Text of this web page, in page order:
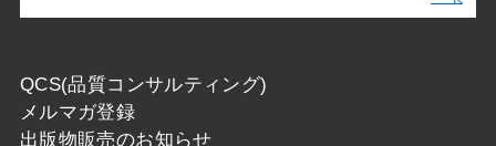
QCS(品質コンサルティング)
メルマガ登録
出版物販売のお知らせ